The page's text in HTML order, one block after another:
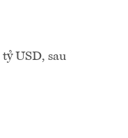
USD, sau